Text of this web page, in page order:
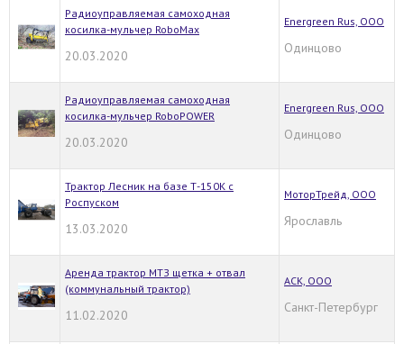
Радиоуправляемая самоходная
косилка-мульчер RoboMax
20.03.2020
Energreen Rus, ООО
Одинцово
Радиоуправляемая самоходная
косилка-мульчер RoboPOWER
20.03.2020
Energreen Rus, ООО
Одинцово
Трактор Лесник на базе Т-150К с
Роспуском
13.03.2020
МоторТрейд, ООО
Ярославль
Аренда трактор МТЗ щетка + отвал
(коммунальный трактор)
11.02.2020
АСК, ООО
Санкт-Петербург